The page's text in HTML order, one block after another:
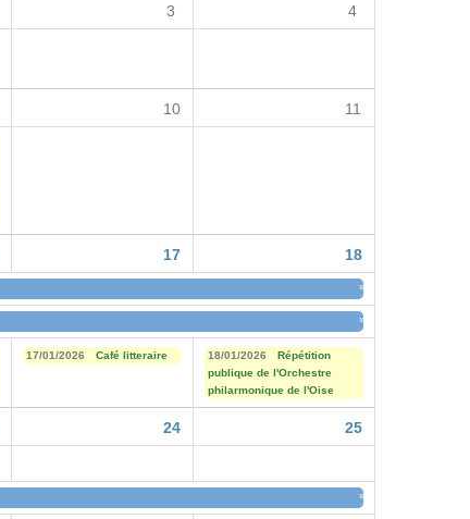
3 4
10 11
17 18
»
»
17/01/2026 Café litteraire 18/01/2026
Répétition
publique de l'Orchestre
philarmonique de l'Oise
24 25
»